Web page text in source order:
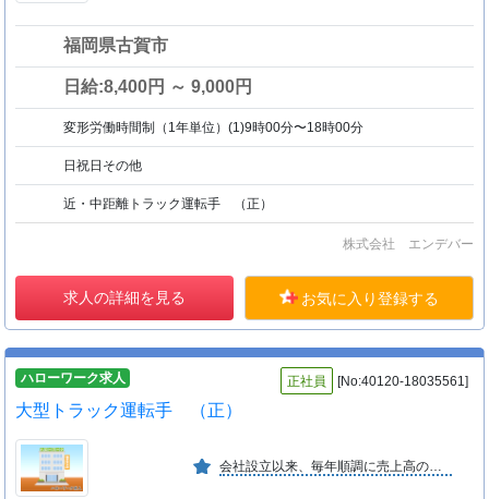
福岡県古賀市
日給:8,400円 ～ 9,000円
変形労働時間制（1年単位）(1)9時00分〜18時00分
日祝日その他
近・中距離トラック運転手 （正）
株式会社 エンデバー
求人の詳細を見る お気に入り登録する
ハローワーク求人 正社員 [No:40120-18035561]
大型トラック運転手 （正）
会社設立以来、毎年順調に売上高の増加を図っている。